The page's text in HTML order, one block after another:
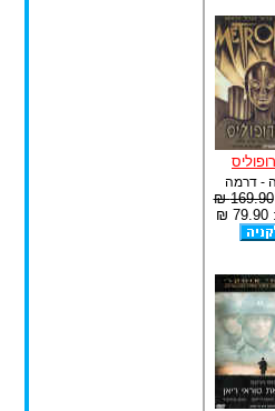
- דרמה
169.90 ₪